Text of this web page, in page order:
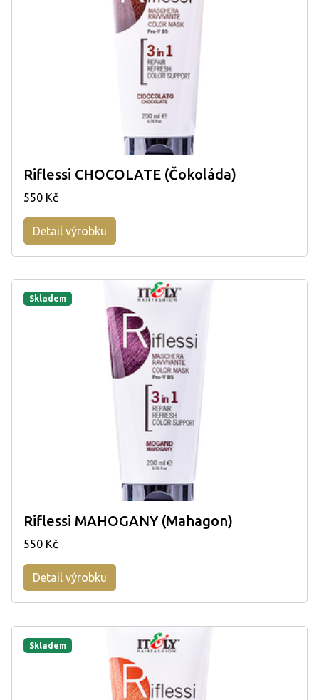
Riflessi CHOCOLATE (Čokoláda)
550 Kč
Detail výrobku
Skladem
Riflessi MAHOGANY (Mahagon)
550 Kč
Detail výrobku
Skladem